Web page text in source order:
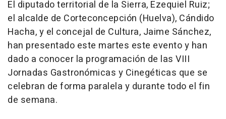
El diputado territorial de la Sierra, Ezequiel Ruiz;
el alcalde de Corteconcepción (Huelva), Cándido
Hacha, y el concejal de Cultura, Jaime Sánchez,
han presentado este martes este evento y han
dado a conocer la programación de las VIII
Jornadas Gastronómicas y Cinegéticas que se
celebran de forma paralela y durante todo el fin
de semana.